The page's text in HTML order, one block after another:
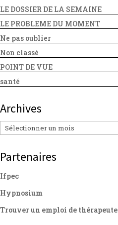
LE DOSSIER DE LA SEMAINE
LE PROBLEME DU MOMENT
Ne pas oublier
Non classé
POINT DE VUE
santé
Archives
Archives
Partenaires
Ifpec
Hypnosium
Trouver un emploi de thérapeute